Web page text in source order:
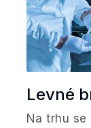
Levné
Na trhu